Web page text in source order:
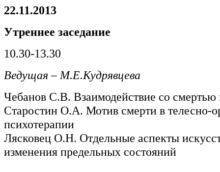
22.11.2013
Утреннее заседание
10.30-13.30
Ведущая – М.Е.Кудрявцева
Чебанов С.В. Взаимодействие со смертью
Старостин О.А. Мотив смерти в телесно-
психотерапии
Лясковец О.Н. Отдельные аспекты
изменения предельных состояний